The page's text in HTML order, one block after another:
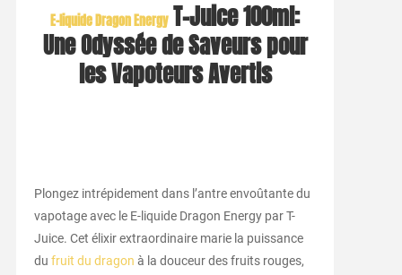
E-liquide Dragon EnergyT-Juice 100ml:
Une Odyssée de Saveurs pour
les Vapoteurs Avertis
Plongez intrépidement dans l’antre envoûtante du
vapotage avec le E-liquide Dragon Energy par T-
Juice. Cet élixir extraordinaire marie la puissance
du fruit du dragon à la douceur des fruits rouges,